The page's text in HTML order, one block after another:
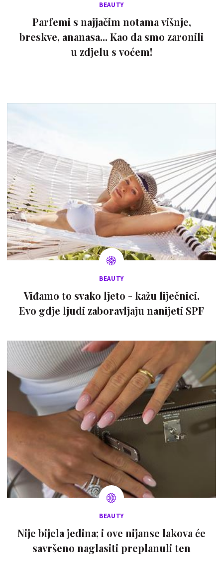
BEAUTY
Parfemi s najjačim notama višnje,
breskve, ananasa... Kao da smo zaronili
u zdjelu s voćem!
BEAUTY
Viđamo to svako ljeto - kažu liječnici.
Evo gdje ljudi zaboravljaju nanijeti SPF
BEAUTY
Nije bijela jedina; i ove nijanse lakova će
savršeno naglasiti preplanuli ten